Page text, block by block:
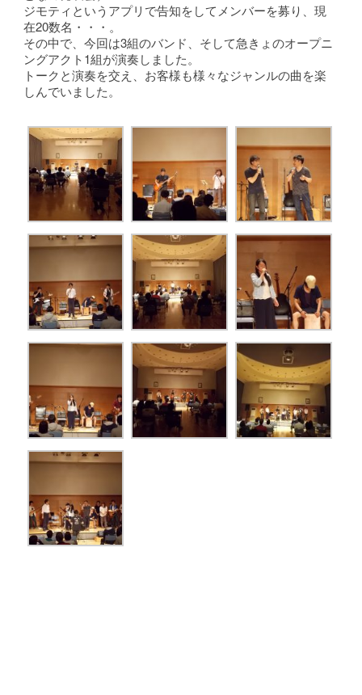
ジモティというアプリで告知をしてメンバーを募り、現
在20数名・・・。
その中で、今回は3組のバンド、そして急きょのオープニ
ングアクト1組が演奏しました。
トークと演奏を交え、お客様も様々なジャンルの曲を楽
しんでいました。